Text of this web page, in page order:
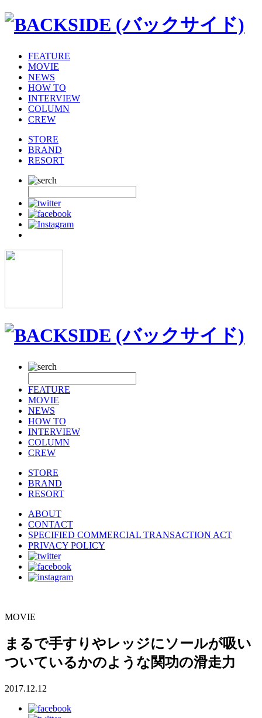
FEATURE
MOVIE
NEWS
HOW TO
INTERVIEW
COLUMN
CREW
STORE
BRAND
RESORT
FEATURE
MOVIE
NEWS
HOW TO
INTERVIEW
COLUMN
CREW
STORE
BRAND
RESORT
ABOUT
CONTACT
SPECIFIED COMMERCIAL TRANSACTION ACT
PRIVACY POLICY
MOVIE
まるで手すりやレッジにソールが吸い
ついているかのような関功の滑走力
2017.12.12